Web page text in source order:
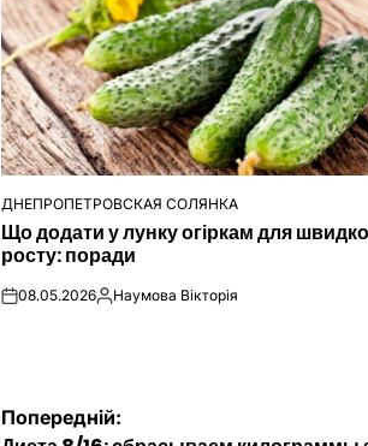
ОПУБЛІКУВАТИ
У
ДНЕПРОПЕТРОВСКАЯ СОЛЯНКА
Що додати у лунку огіркам для
росту: поради
on08.05.2026Опубліковано
Наумова Вікторія
Навігація
Попередній: